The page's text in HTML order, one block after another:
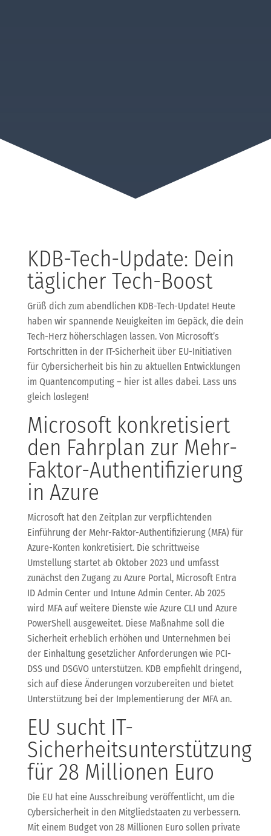
KDB-Tech-Update: Dein
täglicher Tech-Boost
Grüß dich zum abendlichen KDB-Tech-Update! Heute
haben wir spannende Neuigkeiten im Gepäck, die dein
Tech-Herz höherschlagen lassen. Von Microsoft’s
Fortschritten in der IT-Sicherheit über EU-Initiativen
für Cybersicherheit bis hin zu aktuellen Entwicklungen
im Quantencomputing – hier ist alles dabei. Lass uns
gleich loslegen!
Microsoft konkretisiert
den Fahrplan zur Mehr-
Faktor-Authentifizierung
in Azure
Microsoft hat den Zeitplan zur verpflichtenden
Einführung der Mehr-Faktor-Authentifizierung (MFA) für
Azure-Konten konkretisiert. Die schrittweise
Umstellung startet ab Oktober 2023 und umfasst
zunächst den Zugang zu Azure Portal, Microsoft Entra
ID Admin Center und Intune Admin Center. Ab 2025
wird MFA auf weitere Dienste wie Azure CLI und Azure
PowerShell ausgeweitet. Diese Maßnahme soll die
Sicherheit erheblich erhöhen und Unternehmen bei
der Einhaltung gesetzlicher Anforderungen wie PCI-
DSS und DSGVO unterstützen. KDB empfiehlt dringend,
sich auf diese Änderungen vorzubereiten und bietet
Unterstützung bei der Implementierung der MFA an.
EU sucht IT-
Sicherheitsunterstützung
für 28 Millionen Euro
Die EU hat eine Ausschreibung veröffentlicht, um die
Cybersicherheit in den Mitgliedstaaten zu verbessern.
Mit einem Budget von 28 Millionen Euro sollen private